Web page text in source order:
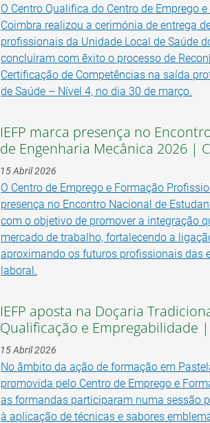
O Centro Qualifica do Centro de Emprego
Coimbra realizou a cerimónia de entrega
profissionais da Unidade Local de Saúde
concluíram com êxito o processo de
Certificação de Competências na saída
de Saúde – Nível 4, no dia 30 de março.
IEFP marca presença no
de Engenharia Mecânica 2026 |
15 Abril 2026
O Centro de Emprego e Formação
presença no Encontro Nacional de
com o objetivo de promover a integração
mercado de trabalho, fortalecendo a
aproximando os futuros profissionais das
laboral.
IEFP aposta na Doçaria
Qualificação e Empregabilidade
15 Abril 2026
No âmbito da ação de formação em
promovida pelo Centro de Emprego e
as formandas participaram numa sessão
à aplicação de técnicas e sabores